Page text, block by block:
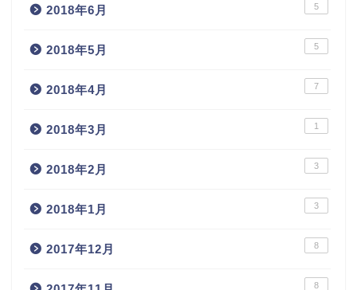
2018年6月 5
2018年5月 5
2018年4月 7
2018年3月 1
2018年2月 3
2018年1月 3
2017年12月 8
8